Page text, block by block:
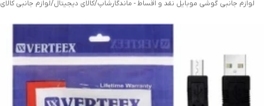
لوازم جانبی گوشی موبایل نقد و اقساط - ماندگارشاپ/کالای دیجیتال/لوازم جانبی